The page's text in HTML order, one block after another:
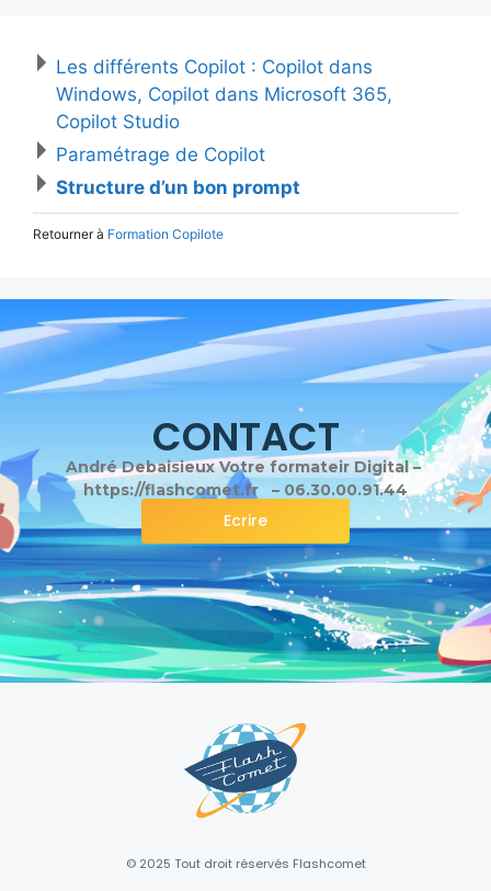
Les différents Copilot : Copilot dans
Windows, Copilot dans Microsoft 365,
Copilot Studio
Paramétrage de Copilot
Structure d’un bon prompt
Retourner à Formation Copilote
CONTACT
André Debaisieux Votre formateir Digital –
https://flashcomet.fr – 06.30.00.91.44
Ecrire
© 2025 Tout droit réservés Flashcomet